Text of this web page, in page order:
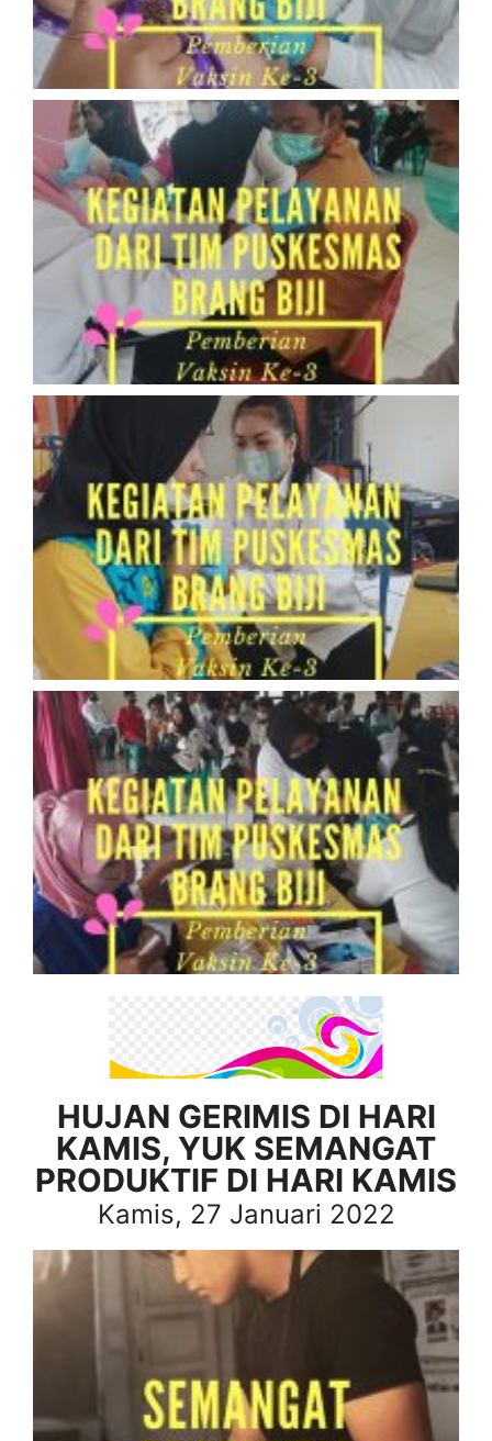
HUJAN GERIMIS DI HARI
KAMIS, YUK SEMANGAT
PRODUKTIF DI HARI KAMIS
Kamis, 27 Januari 2022